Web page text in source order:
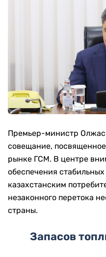
Премьер-министр Олжас
совещание,
рынке ГСМ. В центре
обеспечения
казахстанским
незаконного перетока
страны.
Запасов